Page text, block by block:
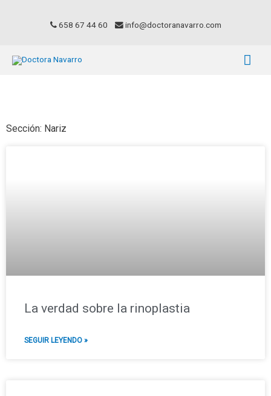
658 67 44 60 info@doctoranavarro.com
Sección: Nariz
La verdad sobre la rinoplastia
SEGUIR LEYENDO »